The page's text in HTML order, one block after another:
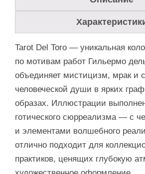
Tarot Del Toro — уникальная
по мотивам работ Гильермо
объединяет мистицизм, мрак и
человеческой души в ярких
образах. Иллюстрации
готического сюрреализма — с
и элементами волшебного
отлично подходит для
практиков, ценящих глубокую